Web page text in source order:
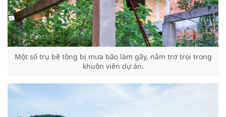
Một số trụ bê tông bị mưa bão làm gãy, nằm trơ trọi trong
khuôn viên dự án.